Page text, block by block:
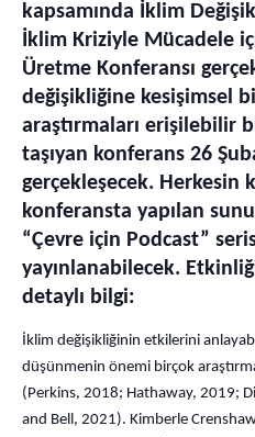
kapsamında İklim D
İklim Kriziyle Mücadele
Üretme Konferansı
değişikliğine kesişimsel
araştırmaları erişilebilir
taşıyan konferans 26
gerçekleşecek. Herkesin
konferansta yapılan
“Çevre için Podcast”
yayınlanabilecek.
detaylı bilgi:
İklim değişikliğinin etkilerini
düşünmenin önemi birçok
(Perkins, 2018; Hathaway, 2019;
and Bell, 2021). Kimberle